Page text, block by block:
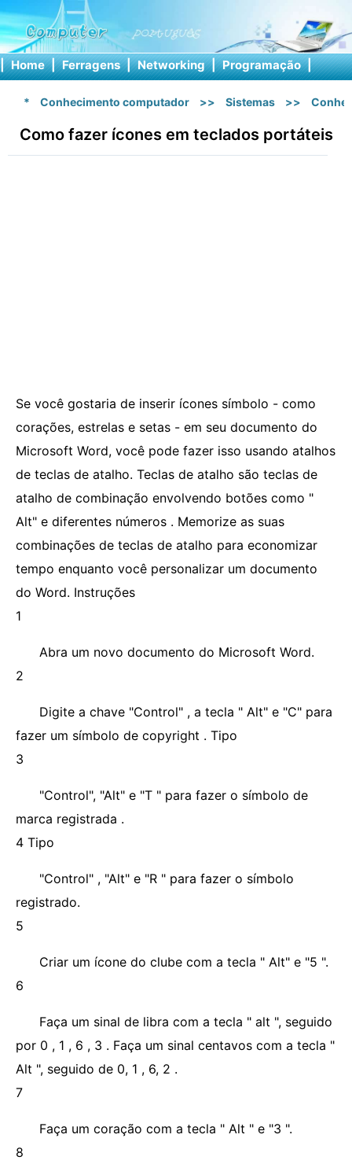
| Home | Ferragens | Networking | Programação |
* Conhecimento computador >> Sistemas >>
Como fazer ícones em teclados portáteis
Se você gostaria de inserir ícones símbolo - como
corações, estrelas e setas - em seu documento do
Microsoft Word, você pode fazer isso usando atalhos
de teclas de atalho. Teclas de atalho são teclas de
atalho de combinação envolvendo botões como "
Alt" e diferentes números . Memorize as suas
combinações de teclas de atalho para economizar
tempo enquanto você personalizar um documento
do Word. Instruções
1
Abra um novo documento do Microsoft Word.
2
Digite a chave "Control" , a tecla " Alt" e "C" para
fazer um símbolo de copyright . Tipo
3
"Control", "Alt" e "T " para fazer o símbolo de
marca registrada .
4 Tipo
"Control" , "Alt" e "R " para fazer o símbolo
registrado.
5
Criar um ícone do clube com a tecla " Alt" e "5 ".
6
Faça um sinal de libra com a tecla " alt ", seguido
por 0 , 1 , 6 , 3 . Faça um sinal centavos com a tecla "
Alt ", seguido de 0, 1 , 6, 2 .
7
Faça um coração com a tecla " Alt " e "3 ".
8